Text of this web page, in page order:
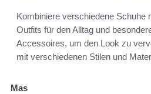
Kombiniere verschiedene Schuhe
Outfits für den Alltag und
Accessoires, um den Look zu
mit verschiedenen Stilen und
Mas